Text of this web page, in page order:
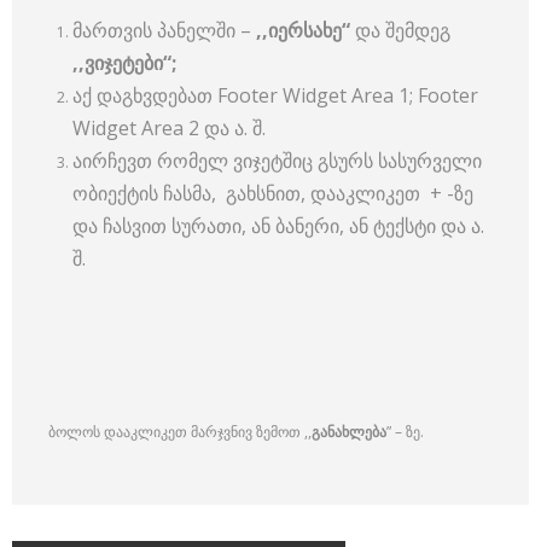
მართვის პანელში – ,,იერსახე“ და შემდეგ
,,ვიჯეტები“;
აქ დაგხვდებათ Footer Widget Area 1; Footer
Widget Area 2 და ა. შ.
აირჩევთ რომელ ვიჯეტშიც გსურს სასურველი
ობიექტის ჩასმა, გახსნით, დააკლიკეთ + -ზე
და ჩასვით სურათი, ან ბანერი, ან ტექსტი და ა.
შ.
ბოლოს დააკლიკეთ მარჯვნივ ზემოთ ,,განახლება” – ზე.